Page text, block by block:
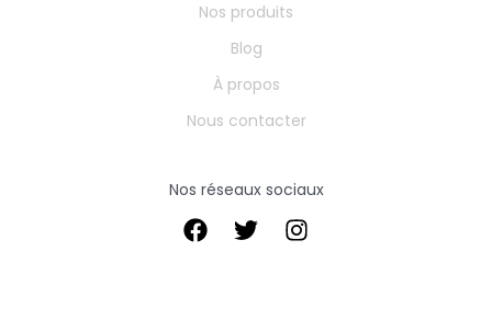
Nos produits
Blog
À propos
Nous contacter
Nos réseaux sociaux